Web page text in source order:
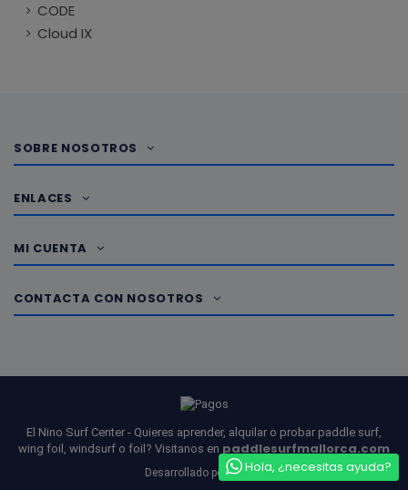
CODE
Cloud IX
SOBRE NOSOTROS
ENLACES
MI CUENTA
CONTACTA CON NOSOTROS
El Nino Surf Center - Quieres aprender, alquilar o probar paddle surf,
wing foil, windsurf o foil? Visitanos en paddlesurfmallorca.com
Desarrollado porADDISHola, ¿necesitas ayuda?